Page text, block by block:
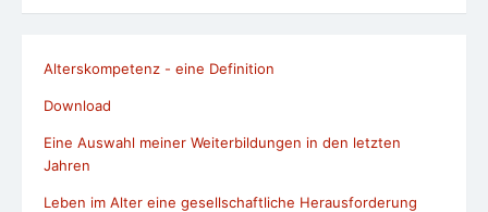
Alterskompetenz - eine Definition
Download
Eine Auswahl meiner Weiterbildungen in den letzten
Jahren
Leben im Alter eine gesellschaftliche Herausforderung